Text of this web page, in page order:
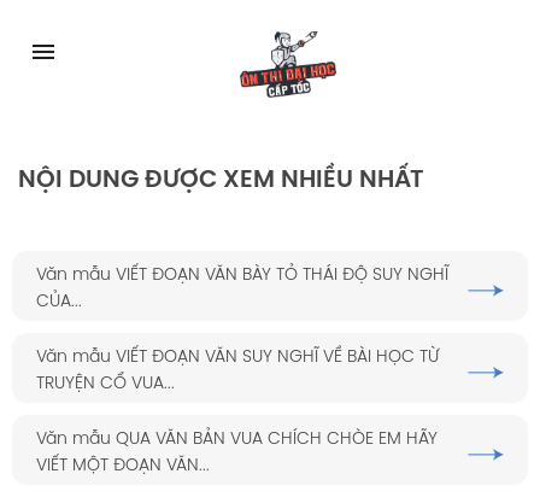
menu
NỘI DUNG ĐƯỢC XEM NHIỀU NHẤT
Văn mẫu VIẾT ĐOẠN VĂN BÀY TỎ THÁI ĐỘ SUY NGHĨ
CỦA...
Văn mẫu VIẾT ĐOẠN VĂN SUY NGHĨ VỀ BÀI HỌC TỪ
TRUYỆN CỔ VUA...
Văn mẫu QUA VĂN BẢN VUA CHÍCH CHÒE EM HÃY
VIẾT MỘT ĐOẠN VĂN...